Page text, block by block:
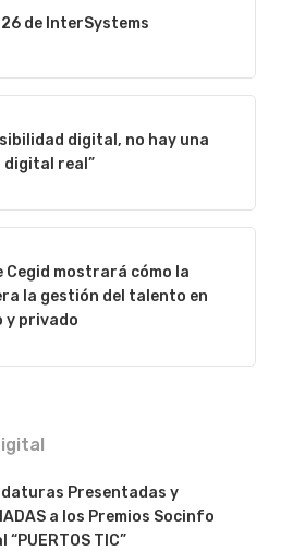
de InterSystems
digital, no hay una
real”
Cegid mostrará cómo la
la gestión del talento en
y privado
Presentadas y
a los Premios Socinfo
“PUERTOS TIC”